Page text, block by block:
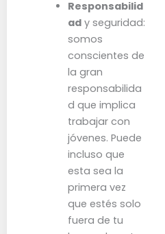
Responsabilid
ady seguridad:
somos
conscientes de
la gran
responsabilida
d que implica
trabajar con
jóvenes. Puede
incluso que
esta sea la
primera vez
que estés solo
fuera de tu